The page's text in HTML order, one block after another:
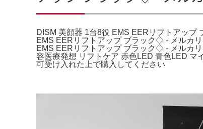
DISM 美顔器 1台8役 EMS EERリフトアッ
EMS EERリフトアップ ブラック◇ - メルカ
EMS EERリフトアップ ブラック◇ - メルカ
容医療発想 リフトケア 赤色LED 青色LED マ
可受け入れた上で購入してください